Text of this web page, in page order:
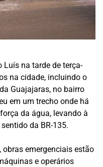
na tarde de terça-
na cidade, incluindo o
Guajajaras, no bairro
em um trecho onde há
da água, levando à
da BR-135.
emergenciais estão
e operários